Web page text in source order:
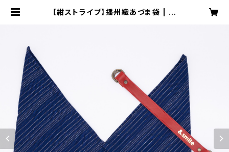
【紺ストライプ】播州織あづま袋 | 播